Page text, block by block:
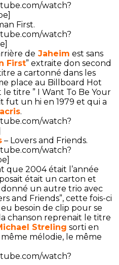
watch?
First.
watch?
de Jaheim est sans
First” extraite don second
titre a cartonné dans les
place au Billboard Hot
titre ” I Want To Be Your
fut un hi en 1979 et qui a
.
watch?
– Lovers and Friends.
watch?
que 2004 était l’année
était un carton et
donné un autre trio avec
and Friends”, cette fois-ci
besoin de clip pour se
chanson reprenait le titre
Streling sorti en
même mélodie, le même
watch?